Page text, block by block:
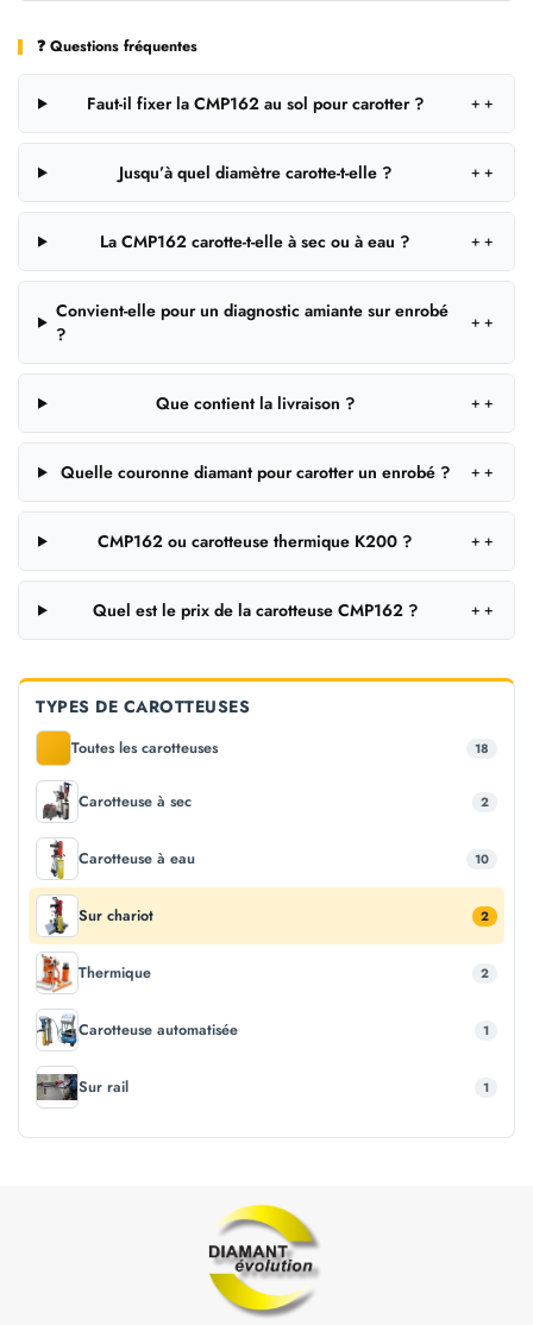
❓ Questions fréquentes
Faut-il fixer la CMP162 au sol pour carotter ? ＋
Jusqu’à quel diamètre carotte-t-elle ? ＋
La CMP162 carotte-t-elle à sec ou à eau ? ＋
Convient-elle pour un diagnostic amiante sur enrobé
?
＋
Que contient la livraison ? ＋
Quelle couronne diamant pour carotter un enrobé ? ＋
CMP162 ou carotteuse thermique K200 ? ＋
Quel est le prix de la carotteuse CMP162 ? ＋
TYPES DE CAROTTEUSES
Toutes les carotteuses 18
Carotteuse à sec 2
Carotteuse à eau 10
Sur chariot 2
Thermique 2
Carotteuse automatisée 1
Sur rail 1